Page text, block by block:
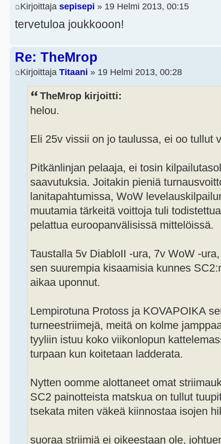
Kirjoittaja sepisepi » 19 Helmi 2013, 00:15
tervetuloa joukkooon!
Re: TheMrop
Kirjoittaja Titaani » 19 Helmi 2013, 00:28
TheMrop kirjoitti:
helou.
Eli 25v vissii on jo taulussa, ei oo tullut
Pitkänlinjan pelaaja, ei tosin
saavutuksia. Joitakin pieniä
lanitapahtumissa, WoW
muutamia tärkeitä voittoja tuli
pelattua euroopanvälisissä mittelöissä.
Taustalla 5v DiabloII -ura, 7v WoW -
sen suurempia kisaamisia kunnes
aikaa uponnut.
Lempirotuna Protoss ja KOVAPOIKA
turneestriimejä, meitä on kolme
tyyliin istuu koko viikonlopun
turpaan kun koitetaan ladderata.
Nytten oomme alottaneet omat
SC2 painotteista matskua on tullut
tsekata miten väkeä kiinnostaa isojen
suoraa striimiä ei oikeestaan ole,